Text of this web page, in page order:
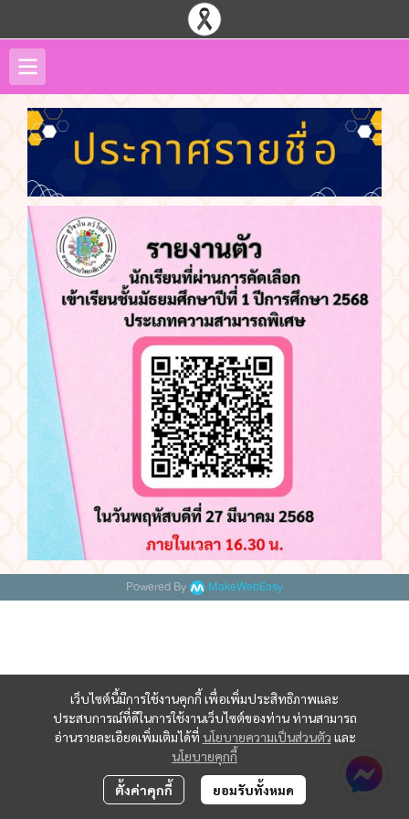
เว็บไซต์นี้มีการใช้งานคุกกี้ เพื่อเพิ่มประสิทธิภาพและ
ประสบการณ์ที่ดีในการใช้งานเว็บไซต์ของท่าน ท่านสามารถ
อ่านรายละเอียดเพิ่มเติมได้ที่ นโยบายความเป็นส่วนตัว และ
นโยบายคุกกี้
ตั้งค่าคุกกี้ ยอมรับทั้งหมด
Powered By MakeWebEasy